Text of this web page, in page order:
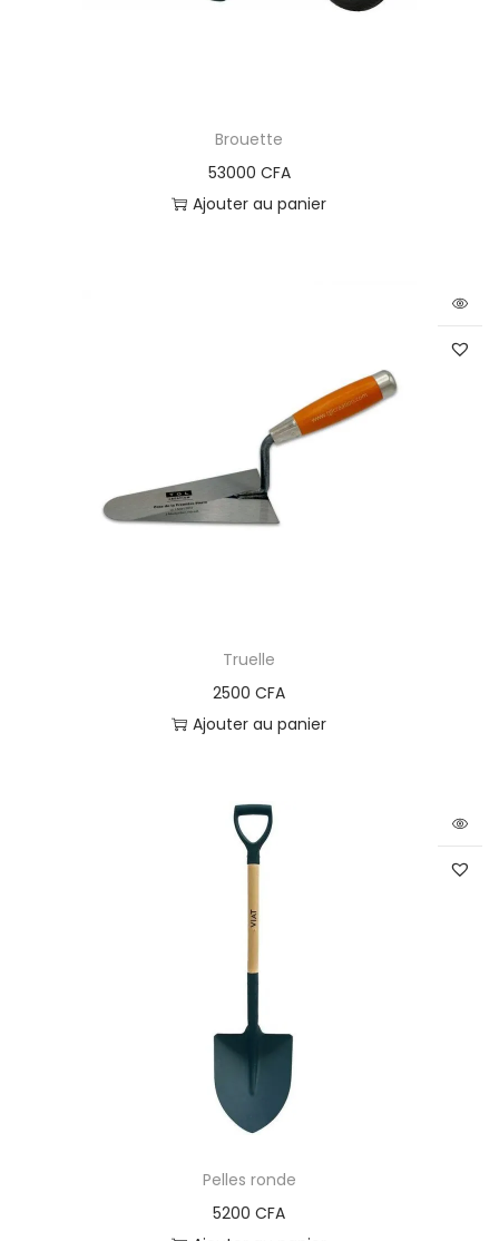
Brouette
53000 CFA
Ajouter au panier
Truelle
2500CFA
Ajouter au panier
Pelles ronde
5200CFA